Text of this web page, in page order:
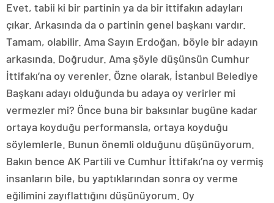
Evet, tabii ki bir partinin ya da bir ittifakın adayları
çıkar. Arkasında da o partinin genel başkanı vardır.
Tamam, olabilir. Ama Sayın Erdoğan, böyle bir adayın
arkasında. Doğrudur. Ama şöyle düşünsün Cumhur
İttifakı’na oy verenler. Özne olarak, İstanbul Belediye
Başkanı adayı olduğunda bu adaya oy verirler mi
vermezler mi? Önce buna bir baksınlar bugüne kadar
ortaya koyduğu performansla, ortaya koyduğu
söylemlerle. Bunun önemli olduğunu düşünüyorum.
Bakın bence AK Partili ve Cumhur İttifakı’na oy vermiş
insanların bile, bu yaptıklarından sonra oy verme
eğilimini zayıflattığını düşünüyorum. Oy